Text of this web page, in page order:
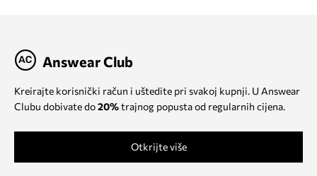
Answear Club
Kreirajte korisnički račun i uštedite pri svakoj kupnji. U Answear
Clubu dobivate do20%trajnog popusta od regularnih cijena.
Otkrijte više